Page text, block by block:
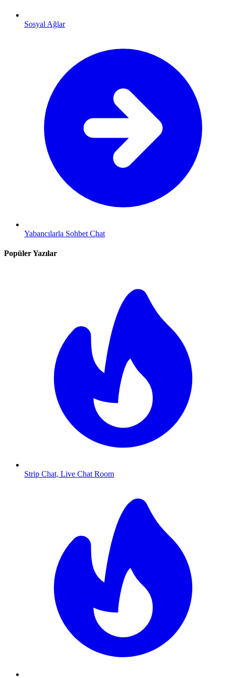
Sosyal Ağlar
Yabancılarla Sohbet Chat
Popüler Yazılar
Strip Chat, Live Chat Room